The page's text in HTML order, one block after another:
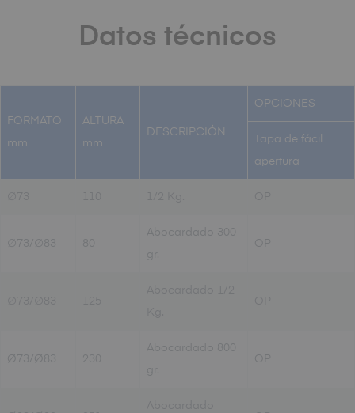
Datos técnicos
FORMATO
mm
ALTURA
mm
DESCRIPCIÓN
OPCIONES
Tapa de fácil
apertura
∅73/∅83 80
Abocardado 300
OP
Ø73/Ø83 230
Abocardado 800
OP